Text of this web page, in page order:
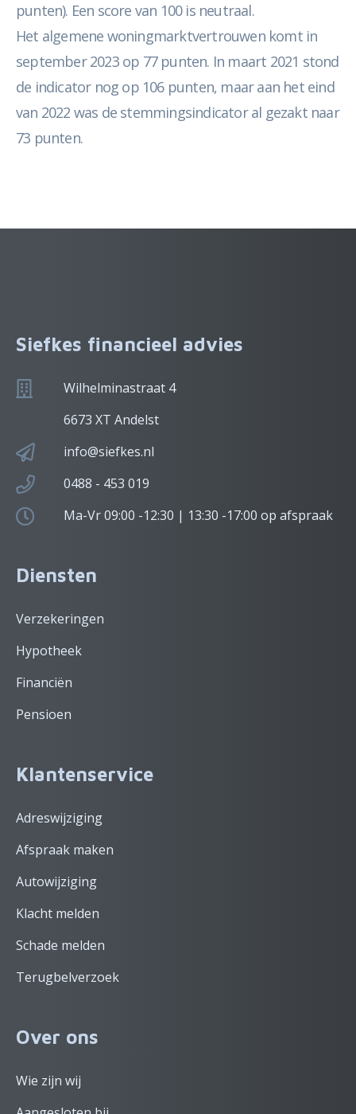
punten). Een score van 100 is neutraal.
Het algemene woningmarktvertrouwen komt in
september 2023 op 77 punten. In maart 2021 stond
de indicator nog op 106 punten, maar aan het eind
van 2022 was de stemmingsindicator al gezakt naar
73 punten.
Siefkes financieel advies
Wilhelminastraat 4
6673 XT Andelst
info@siefkes.nl
0488 - 453 019
Ma-Vr 09:00 -12:30 | 13:30 -17:00 op afspraak
Diensten
Verzekeringen
Hypotheek
Financiën
Pensioen
Klantenservice
Adreswijziging
Afspraak maken
Autowijziging
Klacht melden
Schade melden
Terugbelverzoek
Over ons
Wie zijn wij